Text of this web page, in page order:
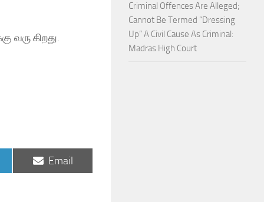
வரு கிறது.
Share
on
Email
Criminal Offences Are Alleged;
Cannot Be Termed “Dressing
Up” A Civil Cause As Criminal:
Madras High Court